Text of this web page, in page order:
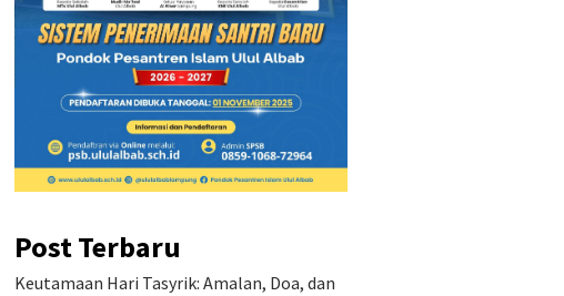
Post Terbaru
Keutamaan Hari Tasyrik: Amalan, Doa, dan